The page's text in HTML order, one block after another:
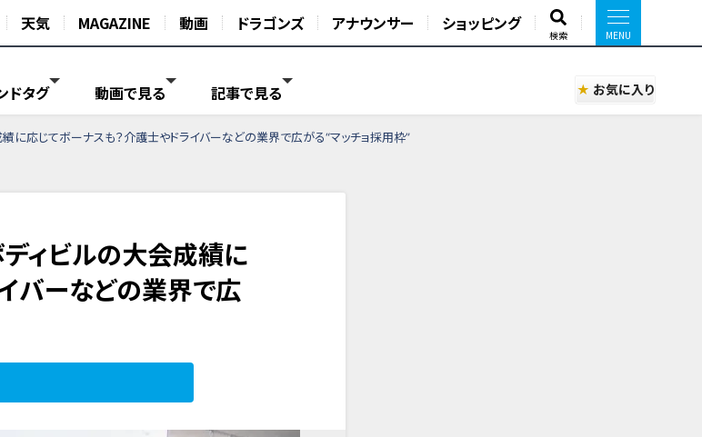
天気 MAGAZINE 動画 ドラゴンズ アナウンサー ショッピング
検索
ドタグ 動画で見る 記事で見る お気に入り
に応じてボーナスも？介護士やドライバーなどの業界で広がる“マッチョ採用枠”
ィビルの大会成績に
バーなどの業界で広